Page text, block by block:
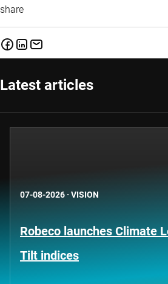
share
Latest articles
07-08-2026 · VISION
Robeco launches Climate
Tilt indices